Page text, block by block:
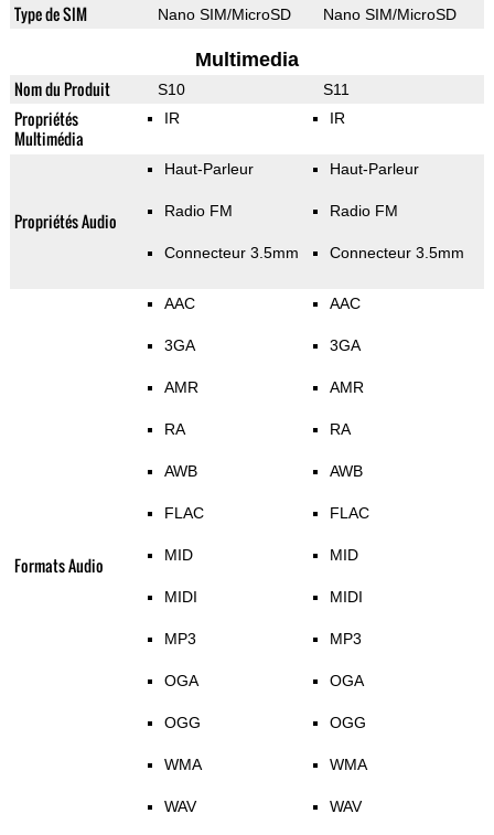
Type de SIM Nano SIM/MicroSD Nano SIM/MicroSD
Multimedia
Nom du Produit S10 S11
Propriétés
Multimédia
IR IR
Propriétés Audio
Haut-Parleur
Radio FM
Connecteur 3.5mm
Haut-Parleur
Radio FM
Connecteur 3.5mm
Formats Audio
AAC
3GA
AMR
RA
AWB
FLAC
MID
MIDI
MP3
OGA
OGG
WMA
WAV
AAC
3GA
AMR
RA
AWB
FLAC
MID
MIDI
MP3
OGA
OGG
WMA
WAV